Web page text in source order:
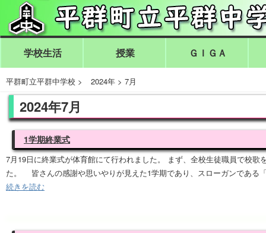
学校生活 授業 ＧＩＧＡ
平群町立平群中学校 > 2024年 > 7月
2024年7月
1学期終業式
7月19日に終業式が体育館にて行われました。 まず、全校生徒職員で校歌
た。 皆さんの感謝や思いやりが見えた1学期であり、スローガンである
続きを読む